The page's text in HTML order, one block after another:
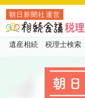
朝日新聞社運営
遺産相続 税理士検索